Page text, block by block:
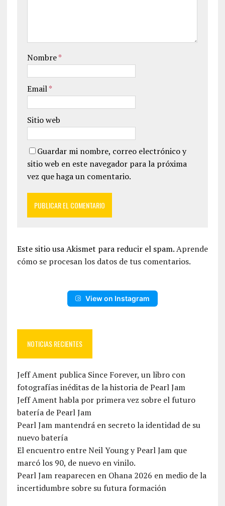
Nombre*
Email*
Sitio web
Guardar mi nombre, correo electrónico y
sitio web en este navegador para la próxima
vez que haga un comentario.
Este sitio usa Akismet para reducir el spam.Aprende
cómo se procesan los datos de tus comentarios.
View on Instagram
NOTICIAS RECIENTES
Jeff Ament publica Since Forever, un libro con
fotografías inéditas de la historia de Pearl Jam
Jeff Ament habla por primera vez sobre el futuro
batería de Pearl Jam
Pearl Jam mantendrá en secreto la identidad de su
nuevo batería
El encuentro entre Neil Young y Pearl Jam que
marcó los 90, de nuevo en vinilo.
Pearl Jam reaparecen en Ohana 2026 en medio de la
incertidumbre sobre su futura formación